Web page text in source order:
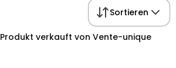
Sortieren
Produkt verkauft von Vente-unique